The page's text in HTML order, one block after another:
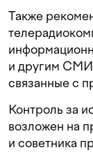
Также
и другим СМИ
связанные с
Контроль за
возложен на
и советника